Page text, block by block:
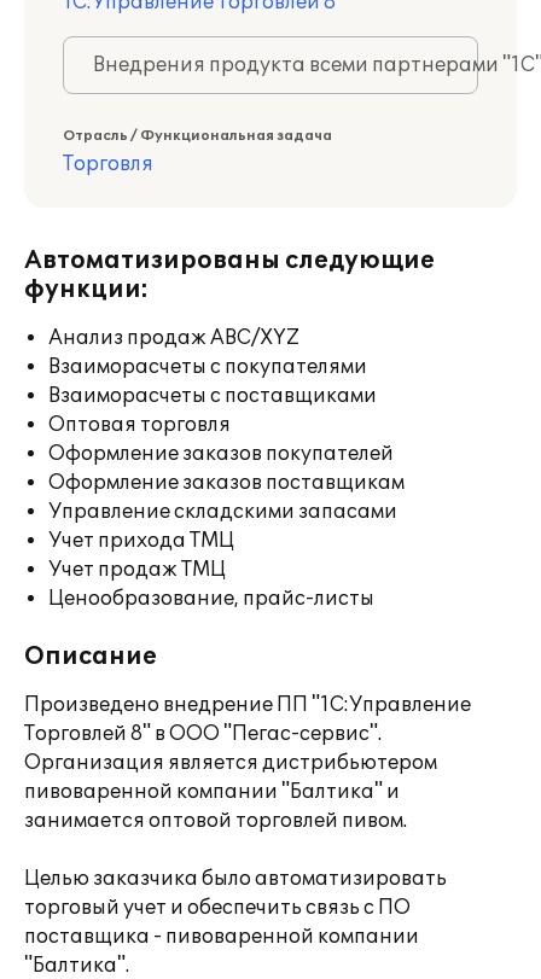
Внедрения продукта всеми партнерами
Отрасль / Функциональная задача
Торговля
Автоматизированы следующие
функции:
Анализ продаж ABC/XYZ
Взаиморасчеты с покупателями
Взаиморасчеты с поставщиками
Оптовая торговля
Оформление заказов покупателей
Оформление заказов поставщикам
Управление складскими запасами
Учет прихода ТМЦ
Учет продаж ТМЦ
Ценообразование, прайс-листы
Описание
Произведено внедрение ПП "1С:Управление
Торговлей 8" в ООО "Пегас-сервис".
Организация является дистрибьютером
пивоваренной компании "Балтика" и
занимается оптовой торговлей пивом.
Целью заказчика было автоматизировать
торговый учет и обеспечить связь с ПО
поставщика - пивоваренной компании
"Балтика".